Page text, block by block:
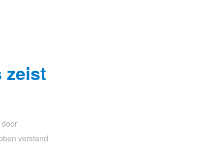
zeist
verstand